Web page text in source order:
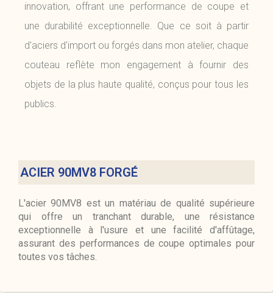
innovation, offrant une performance de coupe et
une durabilité exceptionnelle. Que ce soit à partir
d'aciers d'import ou forgés dans mon atelier, chaque
couteau reflète mon engagement à fournir des
objets de la plus haute qualité, conçus pour tous les
publics.
ACIER 90MV8 FORGÉ
L'acier 90MV8 est un matériau de qualité supérieure
qui offre un tranchant durable, une résistance
exceptionnelle à l'usure et une facilité d'affûtage,
assurant des performances de coupe optimales pour
toutes vos tâches.